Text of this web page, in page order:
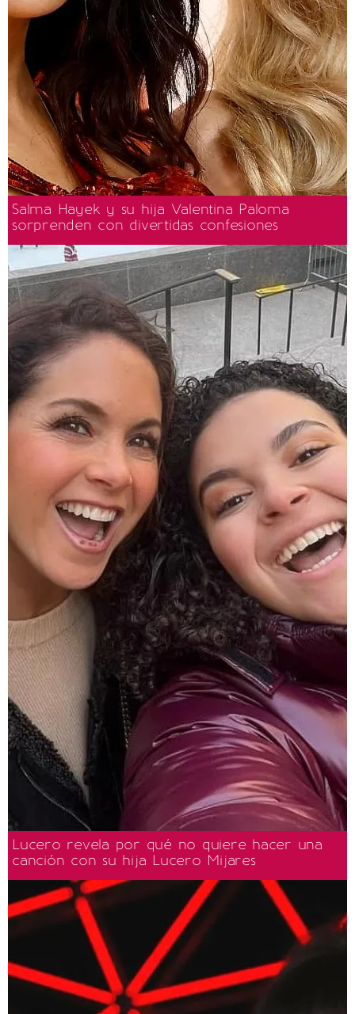
Carol y Leslie Fastlicht. (Foto: Angélica Chema)
Salma Hayek y su hija Valentina Paloma
sorprenden con divertidas confesiones
Lucero revela por qué no quiere hacer una
canción con su hija Lucero Mijares